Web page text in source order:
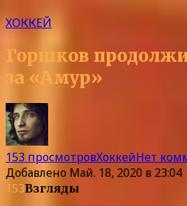
ХОККЕЙ
Горшков
за «Амур»
153 просмотровХоккейНет
Добавлено Май. 18, 2020 в 23:04
153Взгляды